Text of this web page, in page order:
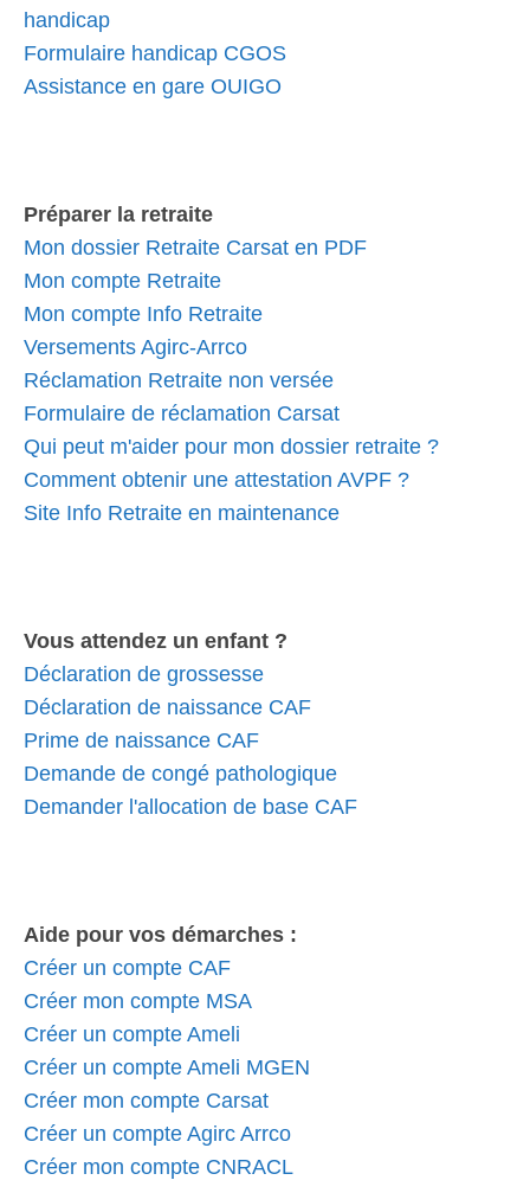
handicap
Formulaire handicap CGOS
Assistance en gare OUIGO
Préparer la retraite
Mon dossier Retraite Carsat en PDF
Mon compte Retraite
Mon compte Info Retraite
Versements Agirc-Arrco
Réclamation Retraite non versée
Formulaire de réclamation Carsat
Qui peut m'aider pour mon dossier retraite ?
Comment obtenir une attestation AVPF ?
Site Info Retraite en maintenance
Vous attendez un enfant ?
Déclaration de grossesse
Déclaration de naissance CAF
Prime de naissance CAF
Demande de congé pathologique
Demander l'allocation de base CAF
Aide pour vos démarches :
Créer un compte CAF
Créer mon compte MSA
Créer un compte Ameli
Créer un compte Ameli MGEN
Créer mon compte Carsat
Créer un compte Agirc Arrco
Créer mon compte CNRACL